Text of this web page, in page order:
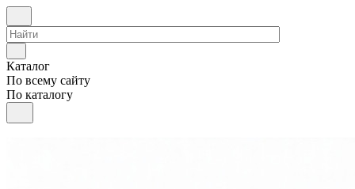
Каталог
По всему сайту
По каталогу